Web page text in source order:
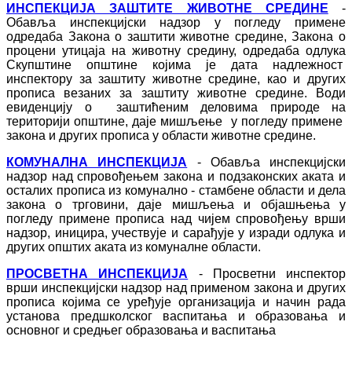
ИНСПЕКЦИЈА ЗАШТИТЕ ЖИВОТНЕ СРЕДИНЕ -
Обавља инспекцијски надзор у погледу примене
одредаба Закона о заштити животне средине, Закона о
процени утицаја на животну средину, одредаба одлука
Скупштине општине којима је дата надлежност
инспектору за заштиту животне средине, као и других
прописа везаних за заштиту животне средине. Води
евиденцију о заштићеним деловима природе на
територији општине, даје мишљење у погледу примене
закона и других прописа у области животне средине.
КОМУНАЛНА ИНСПЕКЦИЈА - Обавља инспекцијски
надзор над спровођењем закона и подзаконских аката и
осталих прописа из комунално - стамбене области и дела
закона о трговини, даје мишљења и објашњења у
погледу примене прописа над чијем спровођењу врши
надзор, иницира, учествује и сарађује у изради одлука и
других општих аката из комуналне области.
ПРОСВЕТНА ИНСПЕКЦИЈА - Просветни инспектор
врши инспекцијски надзор над применом закона и других
прописа којима се уређује организација и начин рада
установа предшколског васпитања и образовања и
основног и средњег образовања и васпитања